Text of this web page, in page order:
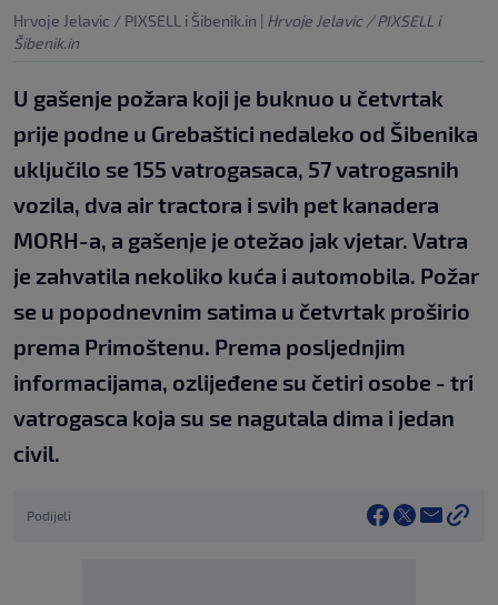
Hrvoje Jelavic / PIXSELL i Šibenik.in | Hrvoje Jelavic / PIXSELL i
Šibenik.in
U gašenje požara koji je buknuo u četvrtak
prije podne u Grebaštici nedaleko od Šibenika
uključilo se 155 vatrogasaca, 57 vatrogasnih
vozila, dva air tractora i svih pet kanadera
MORH-a, a gašenje je otežao jak vjetar. Vatra
je zahvatila nekoliko kuća i automobila. Požar
se u popodnevnim satima u četvrtak proširio
prema Primoštenu. Prema posljednjim
informacijama, ozlijeđene su četiri osobe - tri
vatrogasca koja su se nagutala dima i jedan
civil.
Podijeli